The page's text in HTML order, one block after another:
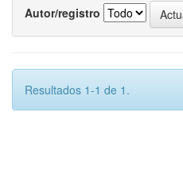
Autor/registro
Resultados 1-1 de 1.